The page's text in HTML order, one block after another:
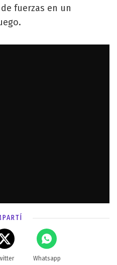
fuerzas en un
Whatsapp